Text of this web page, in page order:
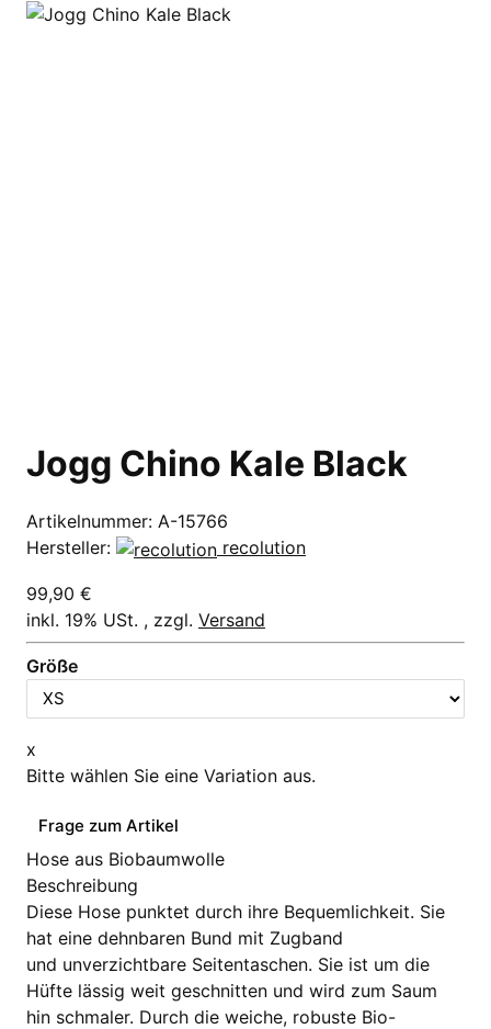
Jogg Chino Kale Black
Artikelnummer: A-15766
Hersteller:
recolution
99,90 €
inkl. 19% USt. , zzgl. Versand
Größe
x
Bitte wählen Sie eine Variation aus.
Frage zum Artikel
Hose aus Biobaumwolle
Beschreibung
Diese Hose punktet durch ihre Bequemlichkeit. Sie
hat eine dehnbaren Bund mit Zugband
und unverzichtbare Seitentaschen. Sie ist um die
Hüfte lässig weit geschnitten und wird zum Saum
hin schmaler. Durch die weiche, robuste Bio-